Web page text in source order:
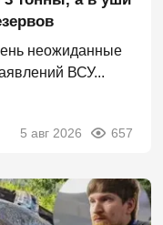
неожиданные
ВСУ...
5 авг 2026 657